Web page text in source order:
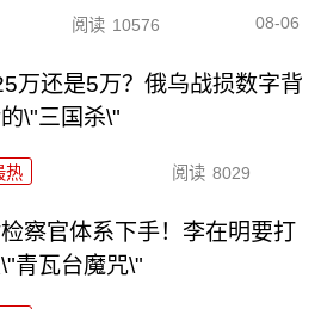
阅读 10576 08-06
万还是5万？俄乌战损数字背
\"三国杀\"
热 阅读 8029
察官体系下手！李在明要打
青瓦台魔咒\"